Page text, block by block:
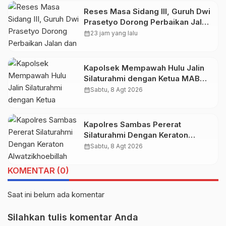
Reses Masa Sidang III, Guruh Dwi
Prasetyo Dorong Perbaikan Jalan
dan Plengsengan di Kedopok
calendar_month23 jam yang lalu
Kapolsek Mempawah Hulu Jalin
Silaturahmi dengan Ketua MABM
Kecamatan Mempawah Hulu
calendar_monthSabtu, 8 Agt 2026
Kapolres Sambas Pererat
Silaturahmi Dengan Keraton
Alwatzikhoebillah Kesultanan
calendar_monthSabtu, 8 Agt 2026
KOMENTAR (0)
Saat ini belum ada komentar
Silahkan tulis komentar Anda